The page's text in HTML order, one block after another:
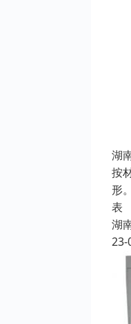
湖
按
形
表
湖
23-